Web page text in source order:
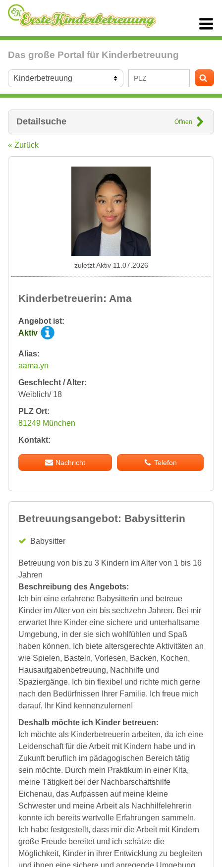
Das große Portal für Kinderbetreuung
Detailsuche Öffnen
« Zurück
Kinderbetreuerin: Ama
Angebot ist:
Aktiv
Alias:
aama.yn
Geschlecht / Alter:
Weiblich/ 18
PLZ Ort:
81249 München
Kontakt:
Nachricht Telefon
zuletzt Aktiv 11.07.2026
Betreuungsangebot: Babysitterin
Babysitter
Betreuung von bis zu 3 Kindern im Alter von 1 bis 16
Jahren
Beschreibung des Angebots:
Ich bin eine erfahrene Babysitterin und betreue
Kinder im Alter von ein bis sechzehn Jahren. Bei mir
erwartet Ihre Kinder eine sichere und unterhaltsame
Umgebung, in der sie sich wohlfühlen und Spaß
haben können. Ich biete altersgerechte Aktivitäten an
wie Spielen, Basteln, Vorlesen, Backen, Kochen,
Hausaufgabenbetreuung, Nachhilfe und
Spaziergänge. Ich bin flexibel und richte mich gerne
nach den Bedürfnissen Ihrer Familie. Ich freue mich
darauf, Ihr Kind kennenzulernen!
Deshalb möchte ich Kinder betreuen:
Ich möchte als Kinderbetreuerin arbeiten, da ich eine
Leidenschaft für die Arbeit mit Kindern habe und in
Zukunft beruflich im pädagogischen Bereich tätig
sein möchte. Durch mein Praktikum in einer Kita,
meine Tätigkeit bei der Nachbarschaftshilfe
Eichenau, das Aufpassen auf meine kleine
Schwester und meine Arbeit als Nachhilfelehrerin
konnte ich bereits wertvolle Erfahrungen sammeln.
Ich habe festgestellt, dass mir die Arbeit mit Kindern
große Freude bereitet und ich schätze die
Möglichkeit, Kinder in ihrer Entwicklung zu begleiten
und ihnen eine sichere und anregende Umgebung